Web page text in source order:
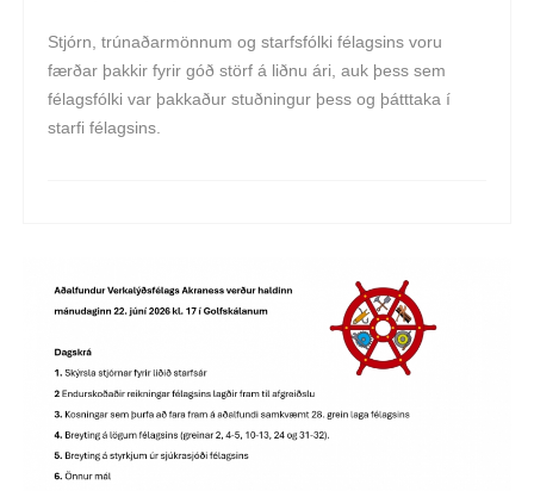
Stjórn, trúnaðarmönnum og starfsfólki félagsins voru
færðar þakkir fyrir góð störf á liðnu ári, auk þess sem
félagsfólki var þakkaður stuðningur þess og þátttaka í
starfi félagsins.